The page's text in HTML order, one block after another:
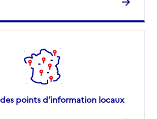
points d’information locaux